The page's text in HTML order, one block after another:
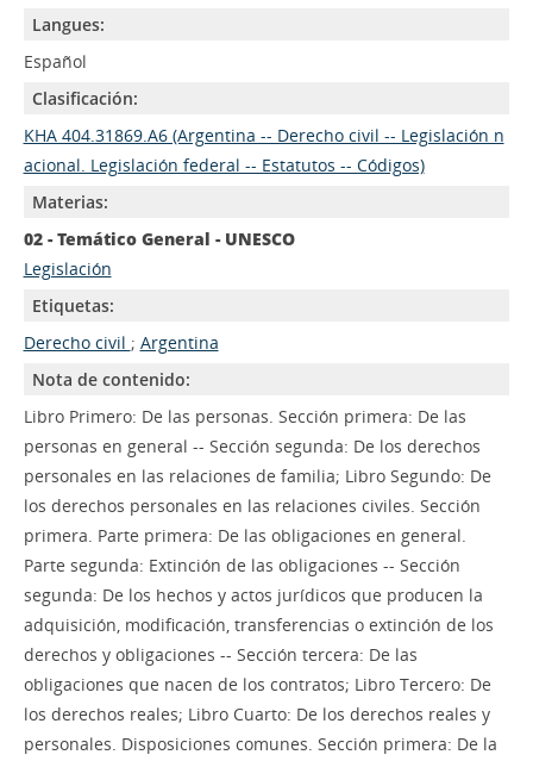
Langues:
Español
Clasificación:
KHA 404.31869.A6 (Argentina -- Derecho civil -- Legislación n
acional. Legislación federal -- Estatutos -- Códigos)
Materias:
02 - Temático General - UNESCO
Legislación
Etiquetas:
Derecho civil ; Argentina
Nota de contenido:
Libro Primero: De las personas. Sección primera: De las
personas en general -- Sección segunda: De los derechos
personales en las relaciones de familia; Libro Segundo: De
los derechos personales en las relaciones civiles. Sección
primera. Parte primera: De las obligaciones en general.
Parte segunda: Extinción de las obligaciones -- Sección
segunda: De los hechos y actos jurídicos que producen la
adquisición, modificación, transferencias o extinción de los
derechos y obligaciones -- Sección tercera: De las
obligaciones que nacen de los contratos; Libro Tercero: De
los derechos reales; Libro Cuarto: De los derechos reales y
personales. Disposiciones comunes. Sección primera: De la